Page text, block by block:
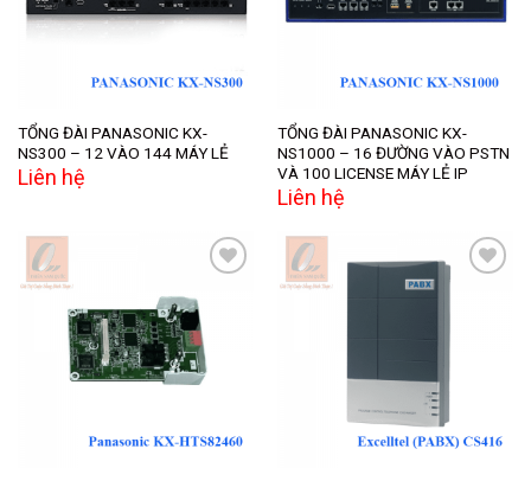
TỔNG ĐÀI PANASONIC KX-
NS300 – 12 VÀO 144 MÁY LẺ
Liên hệ
TỔNG ĐÀI PANASONIC KX-
NS1000 – 16 ĐƯỜNG VÀO PSTN
VÀ 100 LICENSE MÁY LẺ IP
Liên hệ
Add to
wishlist